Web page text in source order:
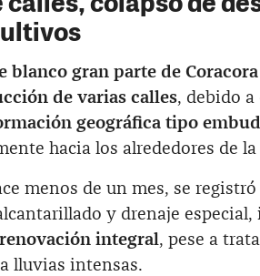
blanco gran parte de Coracora
de varias calles, debido a
geográfica tipo
hacia los alrededores de la
menos de un mes, se
y drenaje
integral, pese a
lluvias intensas.